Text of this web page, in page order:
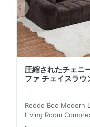
トマン付き 適切なス
アパート ス...
圧縮されたチェニ
ファ チェイスラウ
Redde Boo Modern
Living Room
Lounge Product